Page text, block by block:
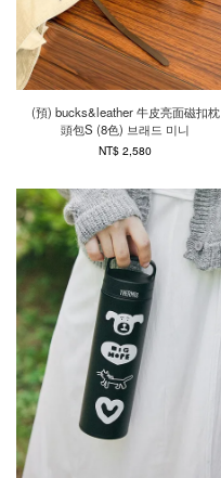
(預) bucks&leather 牛皮亮面磁扣枕
頭包S (8色) 브래드 미니
NT$ 2,580